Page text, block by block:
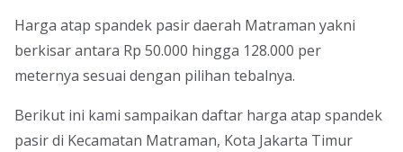
Harga atap spandek pasir daerah Matraman yakni
berkisar antara Rp 50.000 hingga 128.000 per
meternya sesuai dengan pilihan tebalnya.
Berikut ini kami sampaikan daftar harga atap spandek
pasir di Kecamatan Matraman, Kota Jakarta Timur